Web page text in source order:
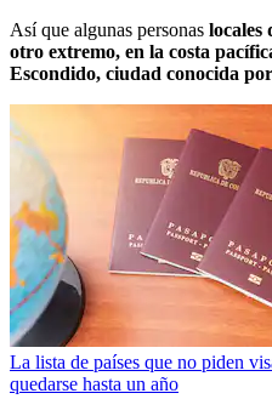
Así que algunas personas locales
otro extremo, en la costa
Escondido, ciudad conocida
La lista de países que no piden
quedarse hasta un año